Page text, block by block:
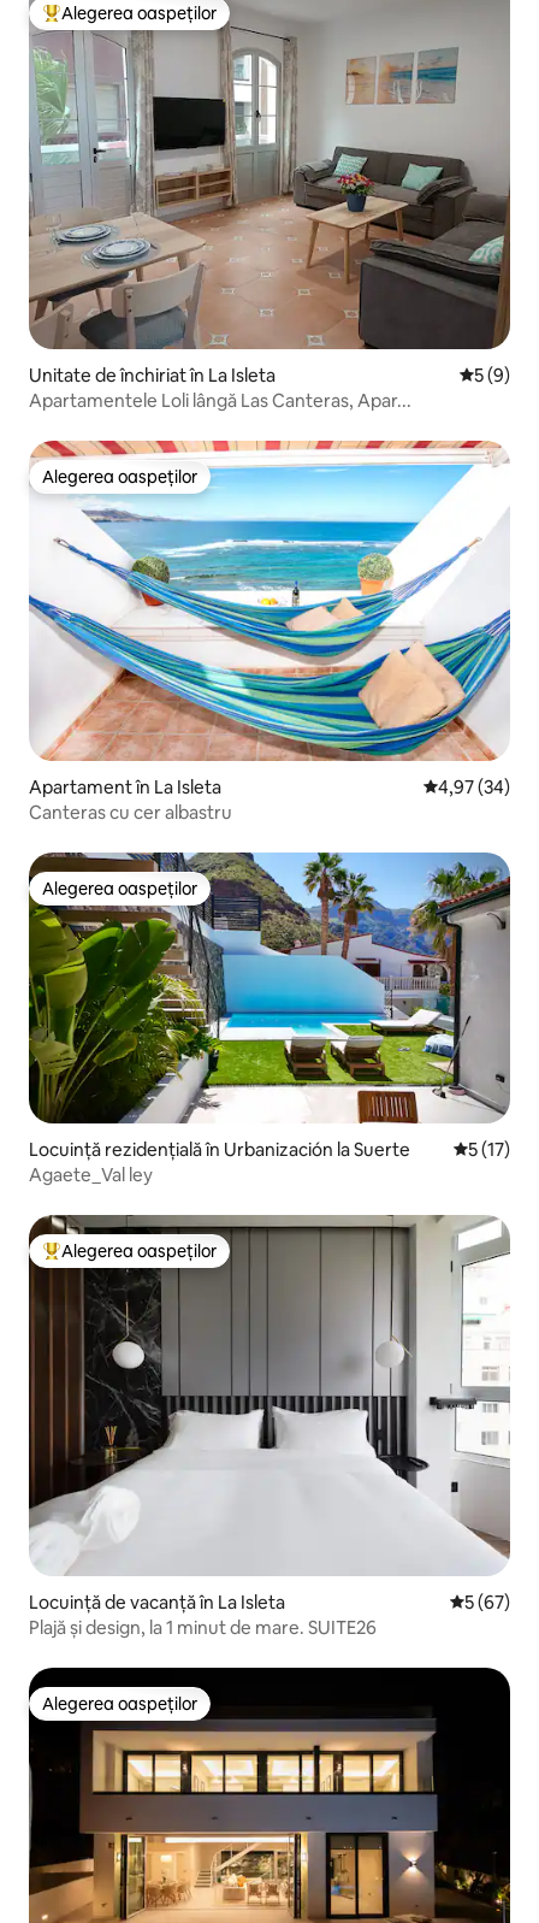
Locuință din topul categoriei Alegerea oaspeților
Alegerea oaspeților
Unitate de închiriat în La Isleta Scor
5 (9)
Apartamentele Loli lângă Las Canteras, Apar...
Alegerea oaspeților
Alegerea oaspeților
Apartament în La Isleta Scor mediu
4,97 (34)
Canteras cu cer albastru
Alegerea oaspeților
Alegerea oaspeților
Locuință rezidențială în Urbanización la Suerte Scor
5 (17)
Agaete_Val ley
Locuință din topul categoriei Alegerea oaspeților
Alegerea oaspeților
Locuință de vacanță în La Isleta Scor
5 (67)
Plajă și design, la 1 minut de mare. SUITE26
Alegerea oaspeților
Alegerea oaspeților